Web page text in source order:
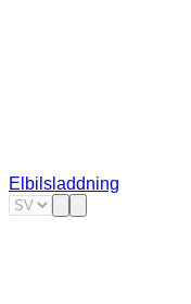
Elbilsladdning